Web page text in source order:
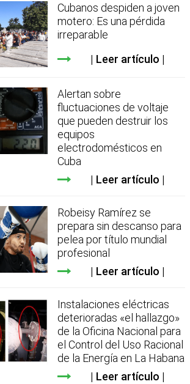
Cubanos despiden a joven
motero: Es una pérdida
irreparable
Leer artículo
Alertan sobre
fluctuaciones de voltaje
que pueden destruir los
equipos
electrodomésticos en
Cuba
Leer artículo
Robeisy Ramírez se
prepara sin descanso para
pelea por título mundial
profesional
Leer artículo
Instalaciones eléctricas
deterioradas «el hallazgo»
de la Oficina Nacional para
el Control del Uso Racional
de la Energía en La Habana
Leer artículo